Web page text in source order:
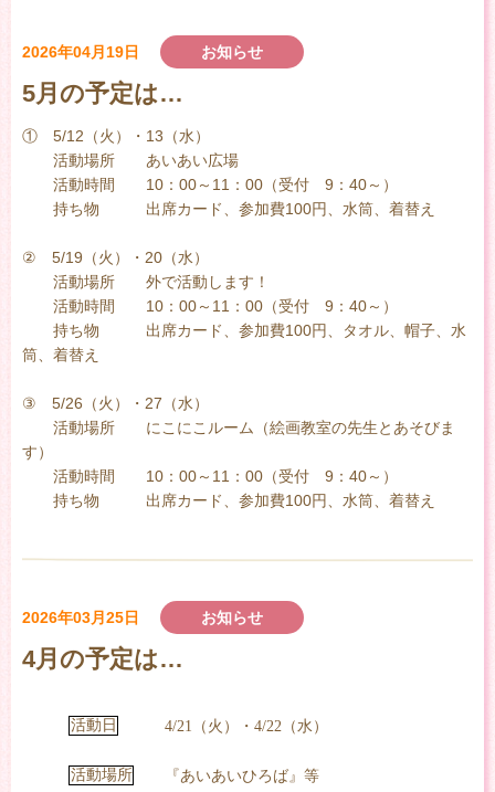
2026年04月19日 お知らせ
5月の予定は…
① 5/12（火）・13（水）
活動場所 あいあい広場
活動時間 10：00～11：00（受付 9：40～）
持ち物 出席カード、参加費100円、水筒、着替え
② 5/19（火）・20（水）
活動場所 外で活動します！
活動時間 10：00～11：00（受付 9：40～）
持ち物 出席カード、参加費100円、タオル、帽子、水
筒、着替え
③ 5/26（火）・27（水）
活動場所 にこにこルーム（絵画教室の先生とあそびま
す）
活動時間 10：00～11：00（受付 9：40～）
持ち物 出席カード、参加費100円、水筒、着替え
2026年03月25日 お知らせ
4月の予定は…
活動日 4/21（火）・4/22（水）
活動場所 『あいあいひろば』等